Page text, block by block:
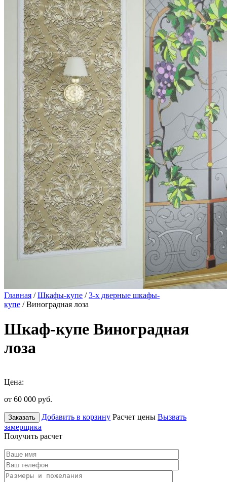
Главная /Шкафы-купе /3-х дверные шкафы-
купе / Виноградная лоза
Шкаф-купе Виноградная
лоза
Цена:
от 60 000 руб.
Заказать Добавить в корзину Расчет цены Вызвать
замерщика
Получить расчет